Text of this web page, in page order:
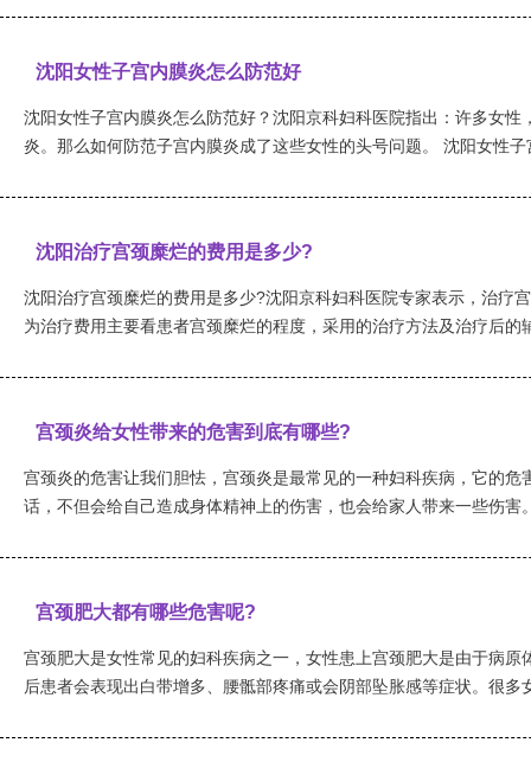
沈阳女性子宫内膜炎怎么防范好
沈阳女性子宫内膜炎怎么防范好？沈阳京科妇科医院指出：许多女性
炎。那么如何防范子宫内膜炎成了这些女性的头号问题。 沈阳女性
沈阳治疗宫颈糜烂的费用是多少?
沈阳治疗宫颈糜烂的费用是多少?沈阳京科妇科医院专家表示，治疗
为治疗费用主要看患者宫颈糜烂的程度，采用的治疗方法及治疗后的
宫颈炎给女性带来的危害到底有哪些?
宫颈炎的危害让我们胆怯，宫颈炎是最常见的一种妇科疾病，它的危
话，不但会给自己造成身体精神上的伤害，也会给家人带来一些伤害
宫颈肥大都有哪些危害呢?
宫颈肥大是女性常见的妇科疾病之一，女性患上宫颈肥大是由于病原
后患者会表现出白带增多、腰骶部疼痛或会阴部坠胀感等症状。很多